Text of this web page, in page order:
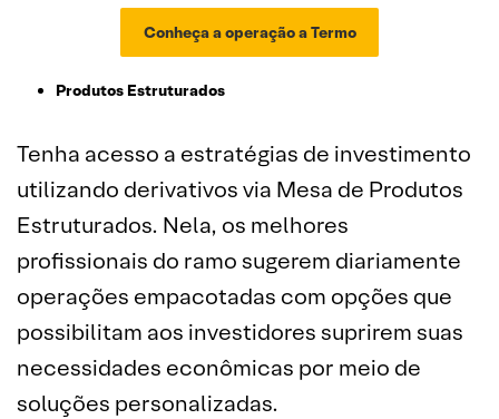
Conheça a operação a Termo
Produtos Estruturados
Tenha acesso a estratégias de investimento
utilizando derivativos via Mesa de Produtos
Estruturados. Nela, os melhores
profissionais do ramo sugerem diariamente
operações empacotadas com opções que
possibilitam aos investidores suprirem suas
necessidades econômicas por meio de
soluções personalizadas.